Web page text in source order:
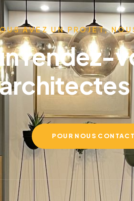
AVEZ UN PROJET,
rendez-
POUR NOUS